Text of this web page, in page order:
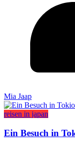
Mia Jaap
reisen in japan
Ein Besuch in